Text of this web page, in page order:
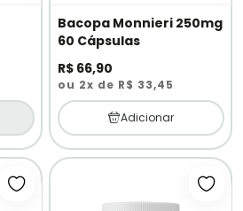
Bacopa Monnieri 250mg
60 Cápsulas
R$ 66,90
ou 2x de R$ 33,45
Adicionar
Adicionar à lista de desejos